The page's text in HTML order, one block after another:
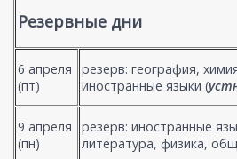
Резервные дни
6 апреля
(пт)
резерв: география,
иностранные языки (
9 апреля
(пн)
резерв: иностранные
литература, физика,